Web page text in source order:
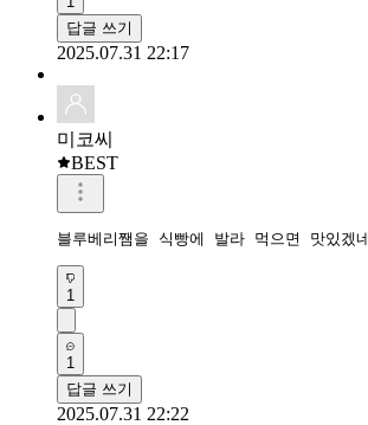
답글 쓰기
2025.07.31 22:17
미코씨
BEST
블루베리쨈을 식빵에 발라 먹으면 맛있겠
1
1
답글 쓰기
2025.07.31 22:22